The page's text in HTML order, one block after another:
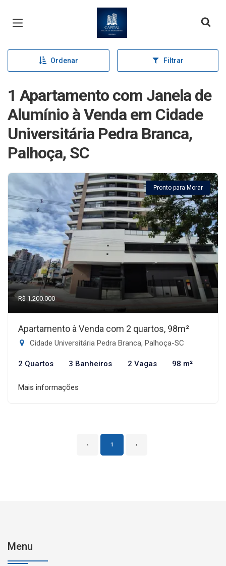
Página inicial
Ordenar Filtrar
1 Apartamento com Janela de
Alumínio à Venda em Cidade
Universitária Pedra Branca,
Palhoça, SC
Pronto para Morar
R$ 1.200.000
Apartamento à Venda com 2 quartos, 98m²
Cidade Universitária Pedra Branca, Palhoça-SC
2 Quartos 3 Banheiros 2 Vagas 98 m²
Mais informações
‹ 1 ›
Menu